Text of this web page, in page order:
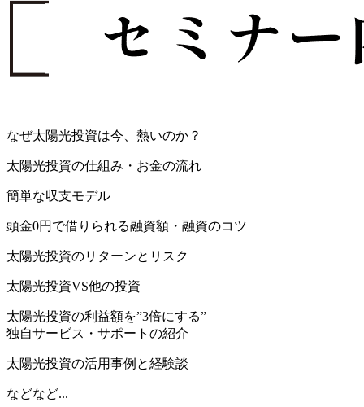
なぜ太陽光投資は今、熱いのか？
太陽光投資の仕組み・お金の流れ
簡単な収支モデル
頭金0円で借りられる融資額・融資のコツ
太陽光投資のリターンとリスク
太陽光投資VS他の投資
太陽光投資の利益額を”3倍にする”
独自サービス・サポートの紹介
太陽光投資の活用事例と経験談
などなど...